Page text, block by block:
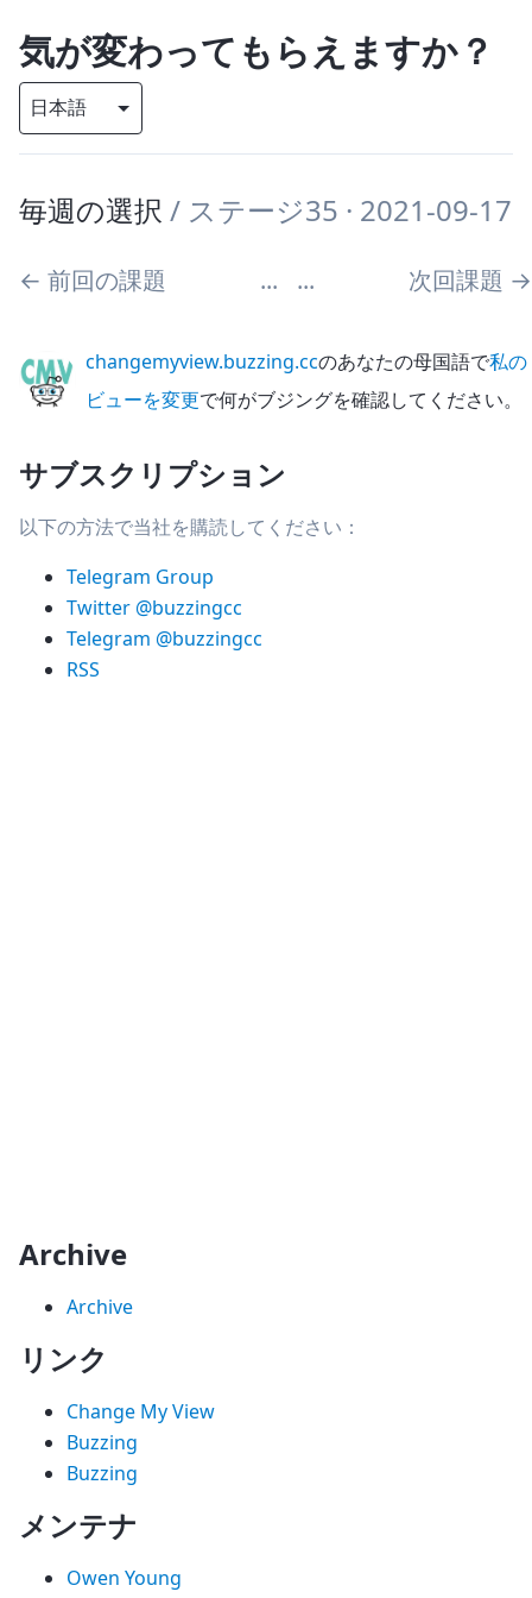
気が変わってもらえますか？
毎週の選択 / ステージ35 · 2021-09-17
← 前回の課題 ... ... 次回課題 →
changemyview.buzzing.ccのあなたの母国語で私の
ビューを変更で何がブジングを確認してください。
サブスクリプション
以下の方法で当社を購読してください：
Telegram Group
Twitter @buzzingcc
Telegram @buzzingcc
RSS
Archive
Archive
リンク
Change My View
Buzzing
Buzzing
メンテナ
Owen Young